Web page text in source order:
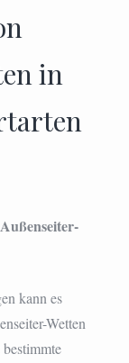
in
kann es
Wetten